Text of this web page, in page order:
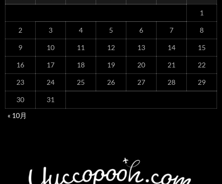
1
2 3 4 5 6 7 8
9 10 11 12 13 14 15
16 17 18 19 20 21 22
23 24 25 26 27 28 29
30
31
« 10月